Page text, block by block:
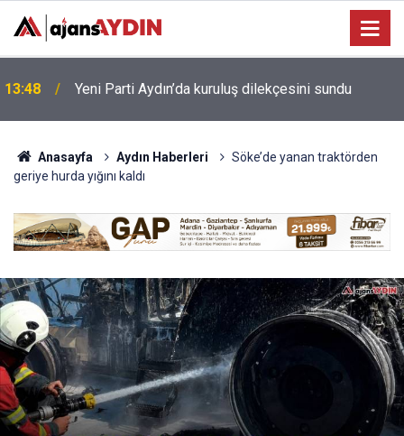
12:49
karşılayacak
Anasayfa Aydın Haberleri
Söke’de yanan traktörden
geriye hurda yığını kaldı